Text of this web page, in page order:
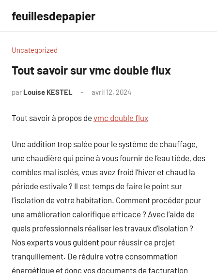
contenu
feuillesdepapier
Uncategorized
Tout savoir sur vmc double flux
par Louise KESTEL avril 12, 2024
Tout savoir à propos de vmc double flux
Une addition trop salée pour le système de chauffage,
une chaudière qui peine à vous fournir de l’eau tiède, des
combles mal isolés, vous avez froid l’hiver et chaud la
période estivale ? Il est temps de faire le point sur
l’isolation de votre habitation. Comment procéder pour
une amélioration calorifique efficace ? Avec l’aide de
quels professionnels réaliser les travaux d’isolation ?
Nos experts vous guident pour réussir ce projet
tranquillement. De réduire votre consommation
énergétique et donc vos documents de facturation